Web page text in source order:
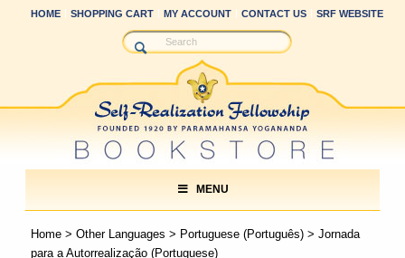
HOME SHOPPING CART MY ACCOUNT CONTACT US SRF WEBSITE
MENU
Home> Other Languages > Portuguese (Português)> Jornada
para a Autorrealização (Portuguese)